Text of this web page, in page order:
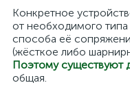
Конкретное
от необходимого
способа её
(жёсткое либо
Поэтому существуют
общая.